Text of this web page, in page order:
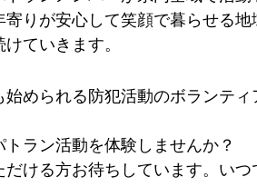
りが安心して笑顔で暮らせる地
ていきます。
められる防犯活動のボランティ
ラン活動を体験しませんか？
ける方お待ちしています。いつ